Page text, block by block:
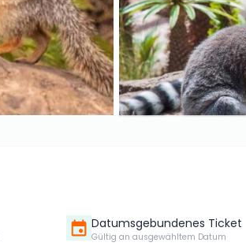
Datumsgebundenes Ticket
Gültig an ausgewähltem Datum